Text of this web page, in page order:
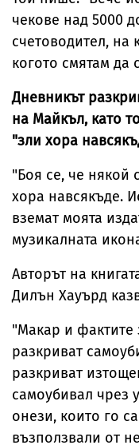
чекове над 5000
счетоводител, на
когото смятам да
Дневникът
на Майкъл, като
"зли хора
"Боя се, че някой
хора навсякъде.
вземат моята
музикалната
Авторът на
Дилън Хауърд
"Макар и фактите
разкриват
разкриват
самоубивал чрез
онези, които го
възползвали от